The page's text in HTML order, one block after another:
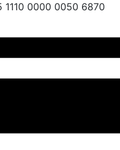
0000 0050 6870